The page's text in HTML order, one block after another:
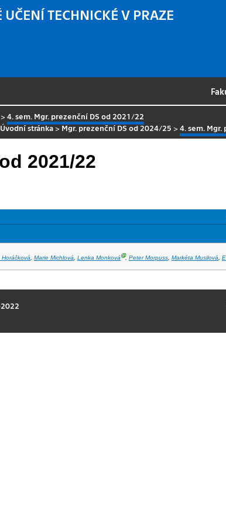
UČENÍ TECHNICKÉ V PRAZE
>4. sem. Mgr. prezenční DS od 2021/22
Úvodní stránka>Mgr. prezenční DS od 2024/25 >4. sem.
2021/22
Horáčková, Marie Michlová, Lenka MonkováⒼ, Peter Morpuss, Markéta Musilová,